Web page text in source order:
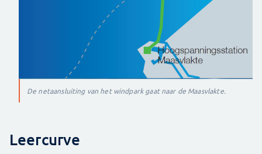
De netaansluiting van het windpark gaat naar de Maasvlakte.
Leercurve